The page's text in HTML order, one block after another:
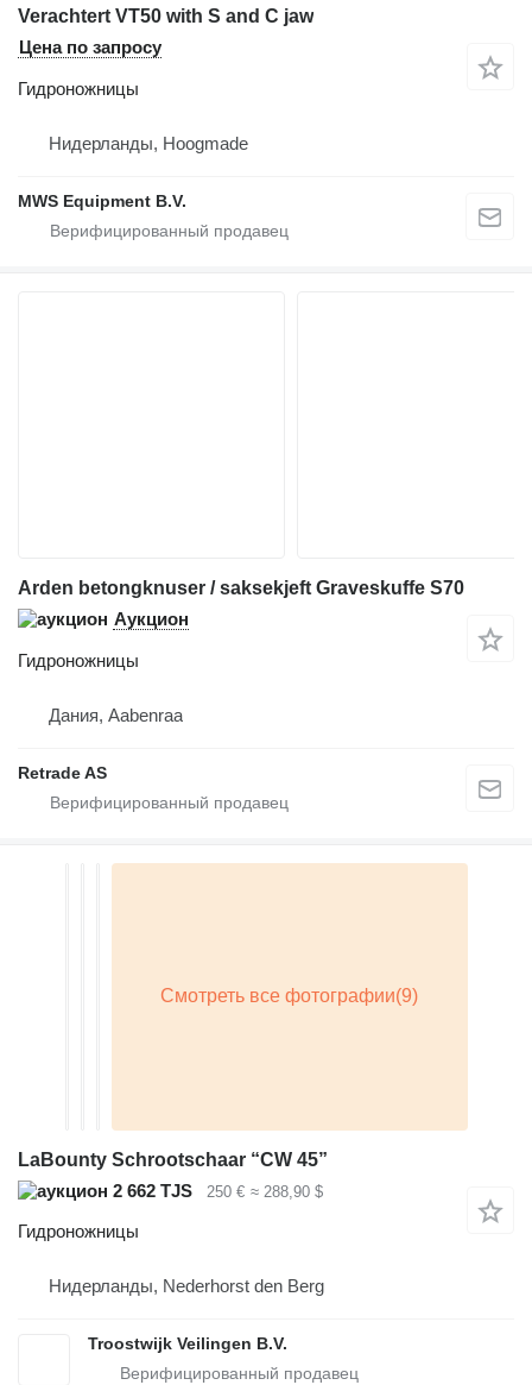
Verachtert VT50 with S and C jaw
Цена по запросу
Гидроножницы
Нидерланды, Hoogmade
MWS Equipment B.V.
Arden betongknuser / saksekjeft Graveskuffe S70
Аукцион
Гидроножницы
Дания, Aabenraa
Retrade AS
LaBounty Schrootschaar “CW 45”
2 662 TJS
250 € ≈ 288,90 $
Гидроножницы
Нидерланды, Nederhorst den Berg
Troostwijk Veilingen B.V.